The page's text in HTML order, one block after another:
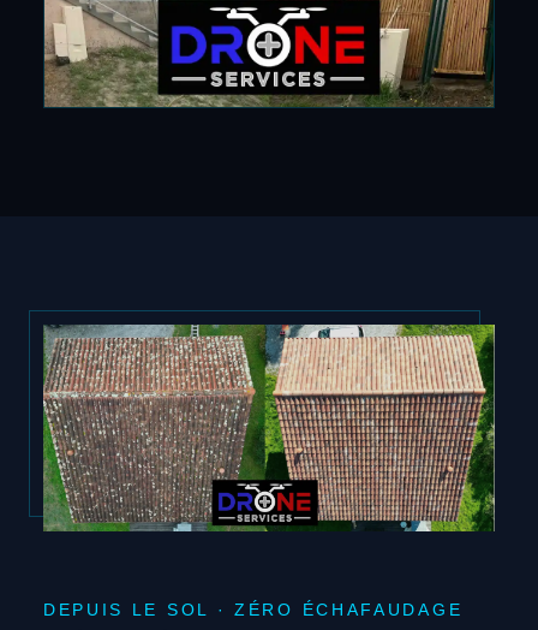
DEPUIS LE SOL · ZÉRO ÉCHAFAUDAGE